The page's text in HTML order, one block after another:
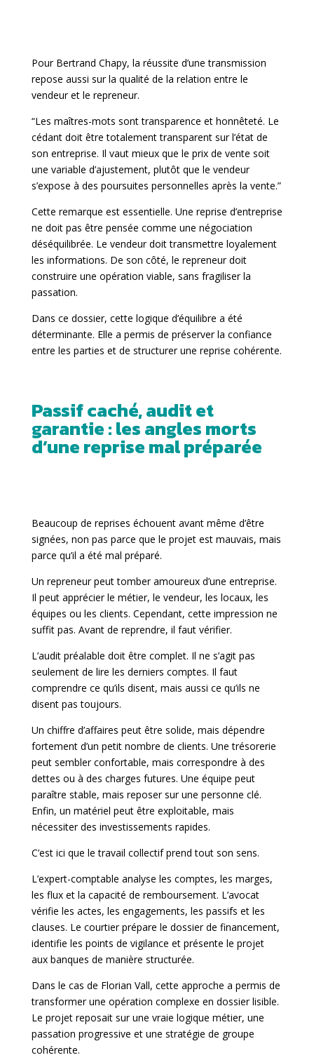
Pour Bertrand Chapy, la réussite d’une transmission
repose aussi sur la qualité de la relation entre le
vendeur et le repreneur.
“Les maîtres-mots sont transparence et honnêteté. Le
cédant doit être totalement transparent sur l’état de
son entreprise. Il vaut mieux que le prix de vente soit
une variable d’ajustement, plutôt que le vendeur
s’expose à des poursuites personnelles après la vente.”
Cette remarque est essentielle. Une reprise d’entreprise
ne doit pas être pensée comme une négociation
déséquilibrée. Le vendeur doit transmettre loyalement
les informations. De son côté, le repreneur doit
construire une opération viable, sans fragiliser la
passation.
Dans ce dossier, cette logique d’équilibre a été
déterminante. Elle a permis de préserver la confiance
entre les parties et de structurer une reprise cohérente.
Passif caché, audit et
garantie : les angles morts
d’une reprise mal préparée
Beaucoup de reprises échouent avant même d’être
signées, non pas parce que le projet est mauvais, mais
parce qu’il a été mal préparé.
Un repreneur peut tomber amoureux d’une entreprise.
Il peut apprécier le métier, le vendeur, les locaux, les
équipes ou les clients. Cependant, cette impression ne
suffit pas. Avant de reprendre, il faut vérifier.
L’audit préalable doit être complet. Il ne s’agit pas
seulement de lire les derniers comptes. Il faut
comprendre ce qu’ils disent, mais aussi ce qu’ils ne
disent pas toujours.
Un chiffre d’affaires peut être solide, mais dépendre
fortement d’un petit nombre de clients. Une trésorerie
peut sembler confortable, mais correspondre à des
dettes ou à des charges futures. Une équipe peut
paraître stable, mais reposer sur une personne clé.
Enfin, un matériel peut être exploitable, mais
nécessiter des investissements rapides.
C’est ici que le travail collectif prend tout son sens.
L’expert-comptable analyse les comptes, les marges,
les flux et la capacité de remboursement. L’avocat
vérifie les actes, les engagements, les passifs et les
clauses. Le courtier prépare le dossier de financement,
identifie les points de vigilance et présente le projet
aux banques de manière structurée.
Dans le cas de Florian Vall, cette approche a permis de
transformer une opération complexe en dossier lisible.
Le projet reposait sur une vraie logique métier, une
passation progressive et une stratégie de groupe
cohérente.